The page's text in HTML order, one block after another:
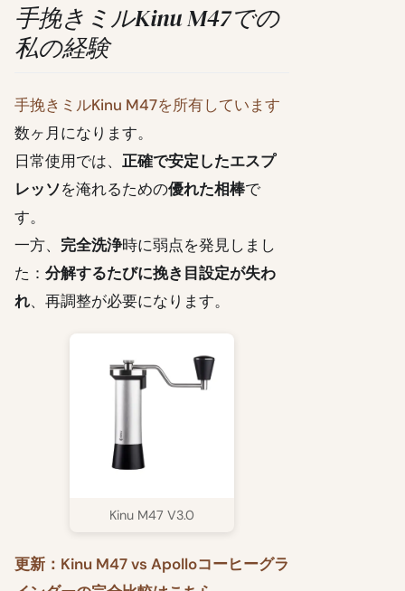
手挽きミルKinu M47での
私の経験
手挽きミルKinu M47を所有しています
数ヶ月になります。
日常使用では、 正確で安定したエスプ
レッソを淹れるための優れた相棒で
す。
一方、 完全洗浄時に弱点を発見しまし
た： 分解するたびに挽き目設定が失わ
れ、再調整が必要になります。
Kinu M47 V3.0
更新：Kinu M47 vs Apolloコーヒーグラ